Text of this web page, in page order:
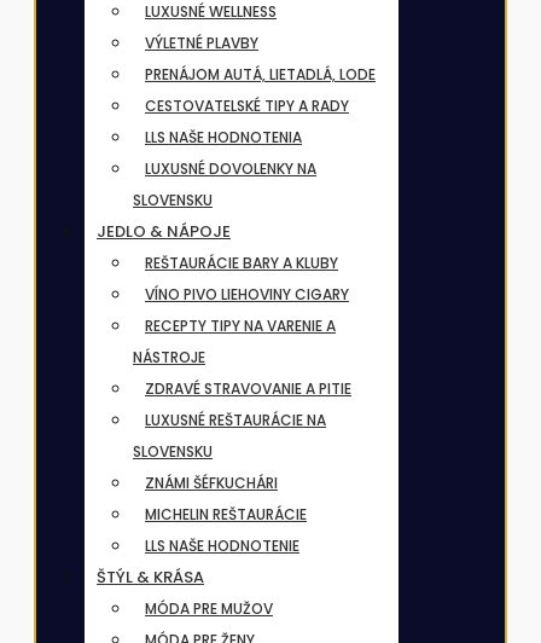
LUXUSNÉ WELLNESS
VÝLETNÉ PLAVBY
PRENÁJOM AUTÁ, LIETADLÁ, LODE
CESTOVATELSKÉ TIPY A RADY
LLS NAŠE HODNOTENIA
LUXUSNÉ DOVOLENKY NA
SLOVENSKU
JEDLO & NÁPOJE
REŠTAURÁCIE BARY A KLUBY
VÍNO PIVO LIEHOVINY CIGARY
RECEPTY TIPY NA VARENIE A
NÁSTROJE
ZDRAVÉ STRAVOVANIE A PITIE
LUXUSNÉ REŠTAURÁCIE NA
SLOVENSKU
ZNÁMI ŠÉFKUCHÁRI
MICHELIN REŠTAURÁCIE
LLS NAŠE HODNOTENIE
ŠTÝL & KRÁSA
MÓDA PRE MUŽOV